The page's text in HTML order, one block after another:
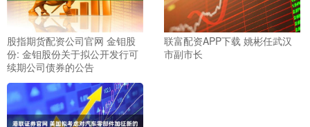
股指期货配资公司官网 金钼股
份: 金钼股份关于拟公开发行可
续期公司债券的公告
联富配资APP下载 姚彬任武汉
市副市长